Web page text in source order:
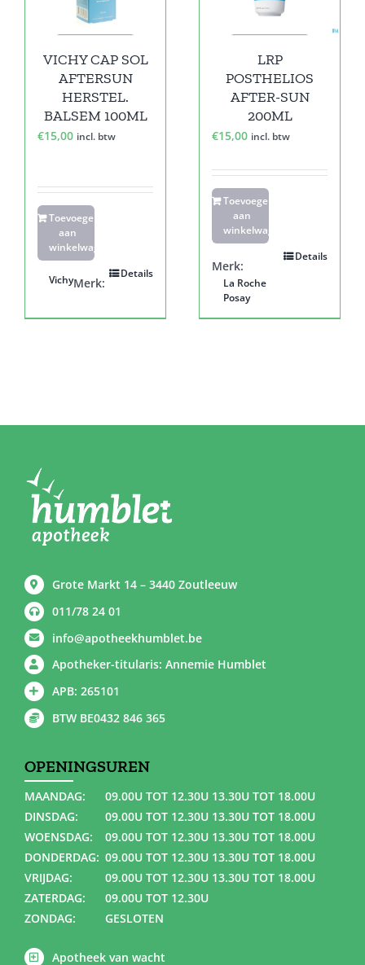
VICHY CAP SOL
AFTERSUN
HERSTEL.
BALSEM 100ML
€15,00 incl. btw
Toevoegen
aan
winkelwagen
Details
Merk:
Vichy
LRP
POSTHELIOS
AFTER-SUN
200ML
€15,00 incl. btw
Toevoegen
aan
winkelwagen
Details
Merk:
La Roche
Posay
Grote Markt 14 – 3440 Zoutleeuw
011/78 24 01
info@apotheekhumblet.be
Apotheker-titularis: Annemie Humblet
APB: 265101
BTW BE0432 846 365
OPENINGSUREN
MAANDAG:
09.00U TOT 12.30U 13.30U TOT 18.00U
DINSDAG:
09.00U TOT 12.30U 13.30U TOT 18.00U
WOENSDAG:
09.00U TOT 12.30U 13.30U TOT 18.00U
DONDERDAG: 09.00U TOT 12.30U 13.30U TOT 18.00U
VRIJDAG:
09.00U TOT 12.30U 13.30U TOT 18.00U
ZATERDAG:
09.00U TOT 12.30U
ZONDAG:
GESLOTEN
Apotheek van wacht